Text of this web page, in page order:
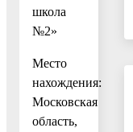
школа
№2»
Место
нахождения:
Московская
область,